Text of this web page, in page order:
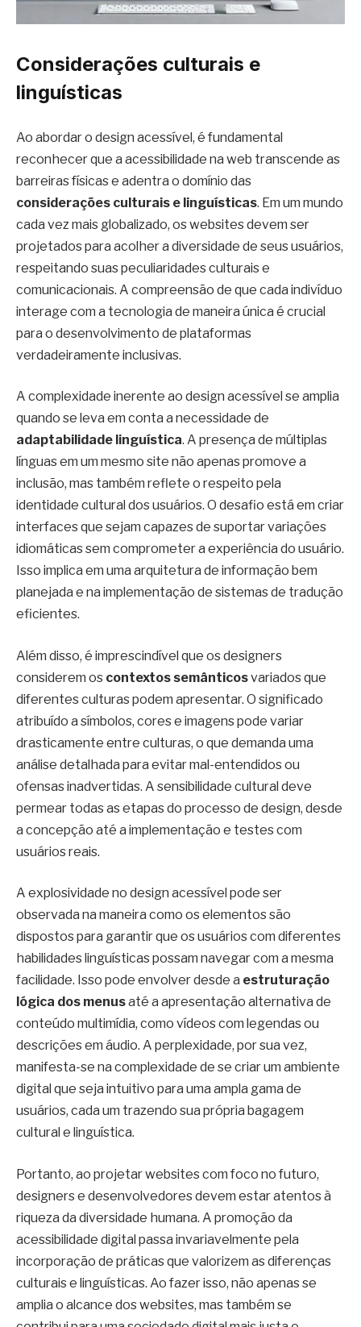
Considerações culturais e
linguísticas
Ao abordar o design acessível, é fundamental
reconhecer que a acessibilidade na web transcende as
barreiras físicas e adentra o domínio das
considerações culturais e linguísticas. Em um mundo
cada vez mais globalizado, os websites devem ser
projetados para acolher a diversidade de seus usuários,
respeitando suas peculiaridades culturais e
comunicacionais. A compreensão de que cada indivíduo
interage com a tecnologia de maneira única é crucial
para o desenvolvimento de plataformas
verdadeiramente inclusivas.
A complexidade inerente ao design acessível se amplia
quando se leva em conta a necessidade de
adaptabilidade linguística. A presença de múltiplas
línguas em um mesmo site não apenas promove a
inclusão, mas também reflete o respeito pela
identidade cultural dos usuários. O desafio está em criar
interfaces que sejam capazes de suportar variações
idiomáticas sem comprometer a experiência do usuário.
Isso implica em uma arquitetura de informação bem
planejada e na implementação de sistemas de tradução
eficientes.
Além disso, é imprescindível que os designers
considerem os contextos semânticosvariados que
diferentes culturas podem apresentar. O significado
atribuído a símbolos, cores e imagens pode variar
drasticamente entre culturas, o que demanda uma
análise detalhada para evitar mal-entendidos ou
ofensas inadvertidas. A sensibilidade cultural deve
permear todas as etapas do processo de design, desde
a concepção até a implementação e testes com
usuários reais.
A explosividade no design acessível pode ser
observada na maneira como os elementos são
dispostos para garantir que os usuários com diferentes
habilidades linguísticas possam navegar com a mesma
facilidade. Isso pode envolver desde a estruturação
lógica dos menusaté a apresentação alternativa de
conteúdo multimídia, como vídeos com legendas ou
descrições em áudio. A perplexidade, por sua vez,
manifesta-se na complexidade de se criar um ambiente
digital que seja intuitivo para uma ampla gama de
usuários, cada um trazendo sua própria bagagem
cultural e linguística.
Portanto, ao projetar websites com foco no futuro,
designers e desenvolvedores devem estar atentos à
riqueza da diversidade humana. A promoção da
acessibilidade digital passa invariavelmente pela
incorporação de práticas que valorizem as diferenças
culturais e linguísticas. Ao fazer isso, não apenas se
amplia o alcance dos websites, mas também se